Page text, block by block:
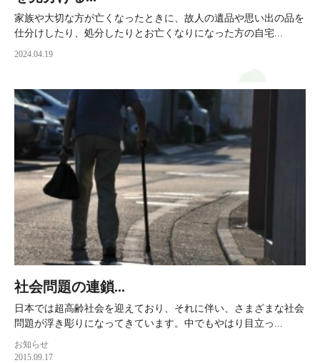
家族や大切な方が亡くなったときに、故人の遺品や思い出の品を
仕分けしたり、処分したりとお亡くなりになった方の自宅...
2024.04.19
社会問題の連鎖...
日本では超高齢社会を迎えており、それに伴い、さまざまな社会
問題が浮き彫りになってきています。中でもやはり目立っ...
お知らせ
2015.09.17